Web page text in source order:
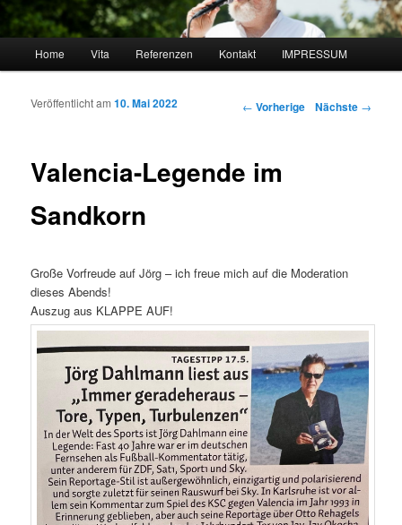
Zum Inhalt wechseln
Zum sekundären Inhalt wechseln
Home Vita Referenzen Kontakt IMPRESSUM
Artikelnavigation ← Vorherige Nächste →
Valencia-Legende im
Sandkorn
Veröffentlicht am10. Mai 2022
Große Vorfreude auf Jörg – ich freue mich auf die Moderation
dieses Abends!
Auszug aus KLAPPE AUF!